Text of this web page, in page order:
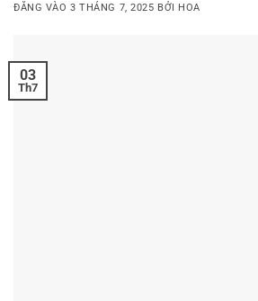
ĐĂNG VÀO3 THÁNG 7, 2025 BỞI HOA
03
Th7